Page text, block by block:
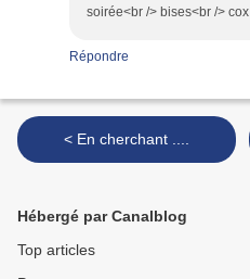
soirée<br /> bises<br /> cox
Répondre
< En cherchant ....
Hébergé par Canalblog
Top articles